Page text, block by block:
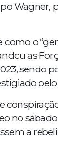
Wagner,
o
as
sendo
no
a